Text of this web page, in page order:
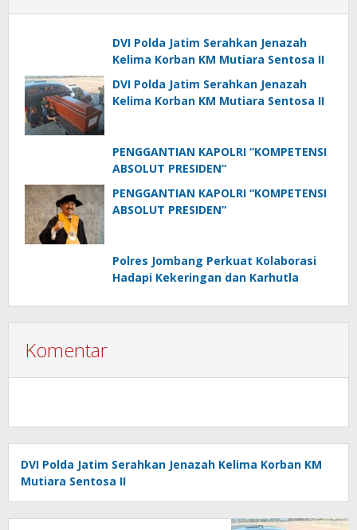
DVI Polda Jatim Serahkan Jenazah
Kelima Korban KM Mutiara Sentosa II
DVI Polda Jatim Serahkan Jenazah
Kelima Korban KM Mutiara Sentosa II
PENGGANTIAN KAPOLRI “KOMPETENSI
ABSOLUT PRESIDEN”
PENGGANTIAN KAPOLRI “KOMPETENSI
ABSOLUT PRESIDEN”
Polres Jombang Perkuat Kolaborasi
Hadapi Kekeringan dan Karhutla
Komentar
DVI Polda Jatim Serahkan Jenazah Kelima Korban KM
Mutiara Sentosa II